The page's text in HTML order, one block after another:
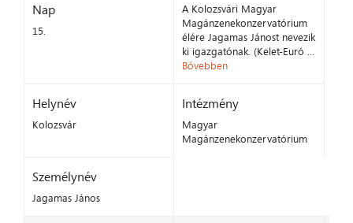
Nap
15.
A Kolozsvári Magyar
Magánzenekonzervatórium
élére Jagamas Jánost nevezik
ki igazgatónak. (Kelet-Euró ...
Bővebben
Helynév
Kolozsvár
Intézmény
Magyar
Magánzenekonzervatórium
Személynév
Jagamas János